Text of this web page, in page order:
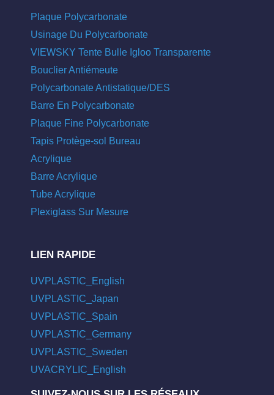
Plaque Polycarbonate
Usinage Du Polycarbonate
VIEWSKY Tente Bulle Igloo Transparente
Bouclier Antiémeute
Polycarbonate Antistatique/DES
Barre En Polycarbonate
Plaque Fine Polycarbonate
Tapis Protège-sol Bureau
Acrylique
Barre Acrylique
Tube Acrylique
Plexiglass Sur Mesure
LIEN RAPIDE
UVPLASTIC_English
UVPLASTIC_Japan
UVPLASTIC_Spain
UVPLASTIC_Germany
UVPLASTIC_Sweden
UVACRYLIC_English